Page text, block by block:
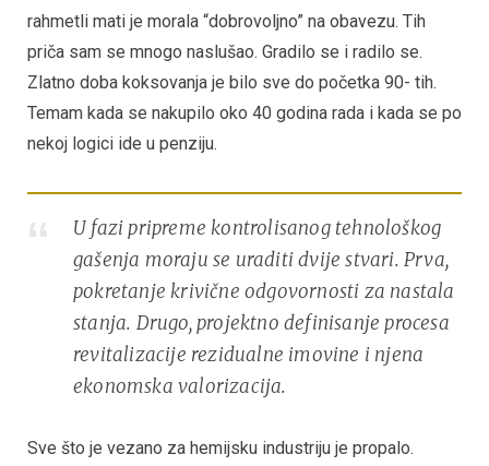
rahmetli mati je morala “dobrovoljno” na obavezu. Tih
priča sam se mnogo naslušao. Gradilo se i radilo se.
Zlatno doba koksovanja je bilo sve do početka 90- tih.
Temam kada se nakupilo oko 40 godina rada i kada se po
nekoj logici ide u penziju.
U fazi pripreme kontrolisanog tehnološkog
gašenja moraju se uraditi dvije stvari. Prva,
pokretanje krivične odgovornosti za nastala
stanja. Drugo, projektno definisanje procesa
revitalizacije rezidualne imovine i njena
ekonomska valorizacija.
Sve što je vezano za hemijsku industriju je propalo.